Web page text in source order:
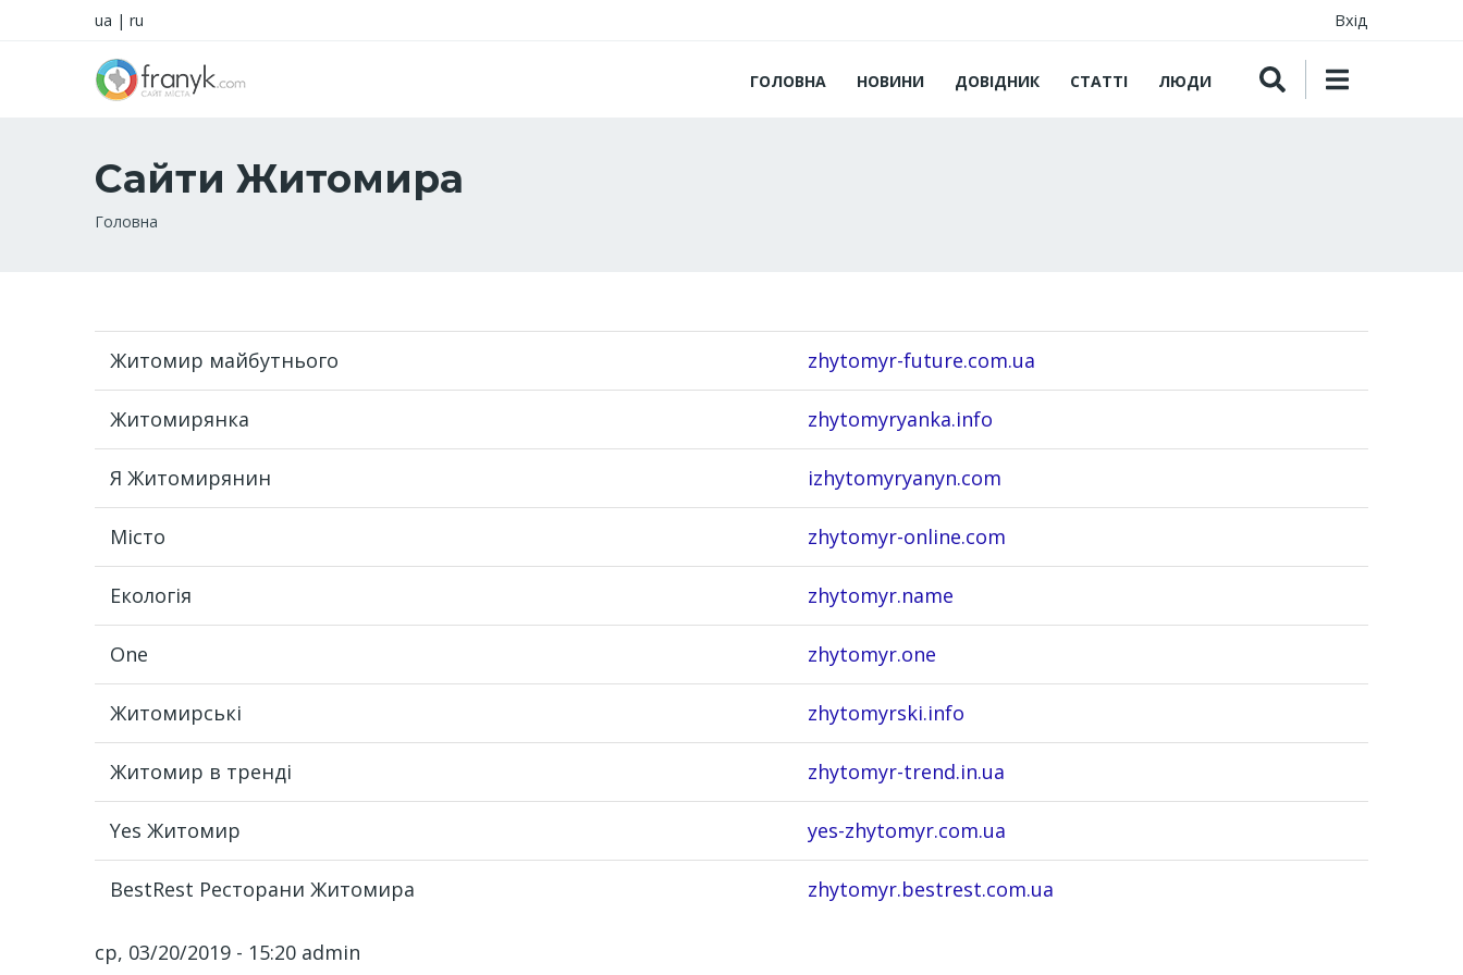
ua | ru Вхід
ГОЛОВНА НОВИНИ ДОВІДНИК СТАТТІ ЛЮДИ
Сайти Житомира
Рядок
Головна
Житомир майбутнього zhytomyr-future.com.ua
Житомирянка zhytomyryanka.info
Я Житомирянин izhytomyryanyn.com
Місто zhytomyr-online.com
Екологія zhytomyr.name
One zhytomyr.one
Житомирські zhytomyrski.info
Житомир в тренді zhytomyr-trend.in.ua
Yes Житомир yes-zhytomyr.com.ua
BestRest Ресторани Житомира zhytomyr.bestrest.com.ua
ср, 03/20/2019 - 15:20 admin